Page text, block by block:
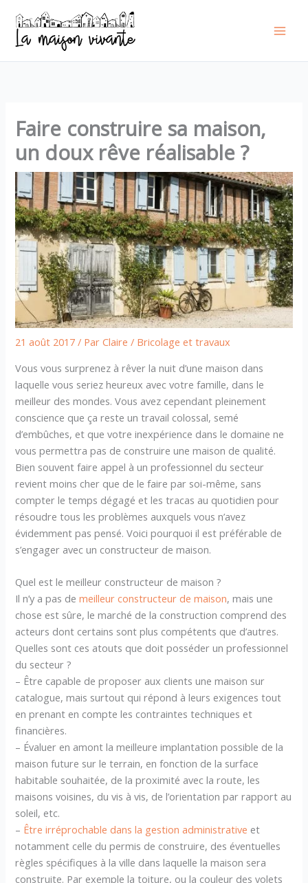
contenu
Faire construire sa maison,
un doux rêve réalisable ?
21 août 2017/ ParClaire/ Bricolage et travaux
Vous vous surprenez à rêver la nuit d’une maison dans
laquelle vous seriez heureux avec votre famille, dans le
meilleur des mondes. Vous avez cependant pleinement
conscience que ça reste un travail colossal, semé
d’embûches, et que votre inexpérience dans le domaine ne
vous permettra pas de construire une maison de qualité.
Bien souvent faire appel à un professionnel du secteur
revient moins cher que de le faire par soi-même, sans
compter le temps dégagé et les tracas au quotidien pour
résoudre tous les problèmes auxquels vous n’avez
évidemment pas pensé. Voici pourquoi il est préférable de
s’engager avec un constructeur de maison.
Quel est le meilleur constructeur de maison ?
Il n’y a pas demeilleur constructeur de maison, mais une
chose est sûre, le marché de la construction comprend des
acteurs dont certains sont plus compétents que d’autres.
Quelles sont ces atouts que doit posséder un professionnel
du secteur ?
– Être capable de proposer aux clients une maison sur
catalogue, mais surtout qui répond à leurs exigences tout
en prenant en compte les contraintes techniques et
financières.
– Évaluer en amont la meilleure implantation possible de la
maison future sur le terrain, en fonction de la surface
habitable souhaitée, de la proximité avec la route, les
maisons voisines, du vis à vis, de l’orientation par rapport au
soleil, etc.
– Être irréprochable dans la gestion administrative et
notamment celle du permis de construire, des éventuelles
règles spécifiques à la ville dans laquelle la maison sera
construite. Par exemple la toiture, ou la couleur des volets